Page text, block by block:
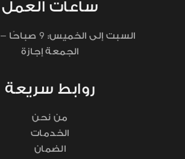
روابط سريعة
من نحن
الخدمات
الضمان
ساعات العمل
السبت إلى الخميس: 9صباحًا –
الجمعة إجازة